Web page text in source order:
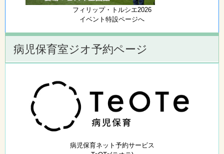
フィリップ・トルシエ2026
イベント特設ページへ
病児保育室ジオ予約ページ
病児保育ネット予約サービス